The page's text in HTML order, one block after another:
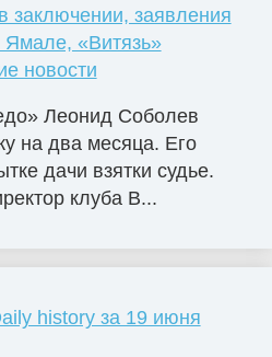
заключении, заявления
Ямале, «Витязь»
новости
Леонид Соболев
на два месяца. Его
дачи взятки судье.
клуба В...
history за 19 июня